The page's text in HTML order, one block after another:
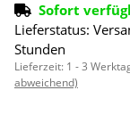
Sofort
Lieferstatus:
Stunden
Lieferzeit: 1 - 3
abweichend)